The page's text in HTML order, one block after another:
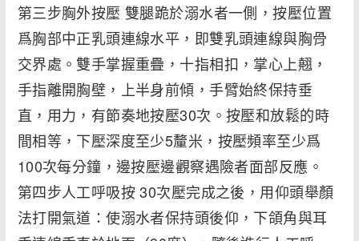
第三步胸外按壓 雙腿跪於溺水者一側，按壓位置
爲胸部中正乳頭連線水平，即雙乳頭連線與胸骨
交界處。雙手掌握重疊，十指相扣，掌心上翹，
手指離開胸壁，上半身前傾，手臂始終保持垂
直，用力，有節奏地按壓30次。按壓和放鬆的時
間相等，下壓深度至少5釐米，按壓頻率至少爲
100次每分鐘，邊按壓邊觀察遇險者面部反應。
第四步人工呼吸按 30次壓完成之後，用仰頭舉顏
法打開氣道：使溺水者保持頭後仰，下頜角與耳